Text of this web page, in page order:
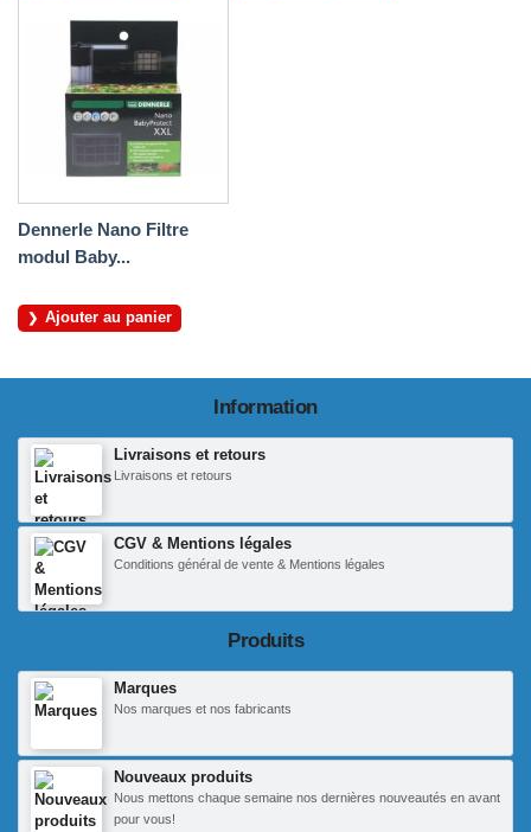
Dennerle Nano Filtre
modul Baby...
Ajouter au panier
Information
Livraisons et retours
Livraisons et retours
CGV & Mentions légales
Conditions général de vente & Mentions légales
Produits
Marques
Nos marques et nos fabricants
Nouveaux produits
Nous mettons chaque semaine nos dernières nouveautés en avant
pour vous!